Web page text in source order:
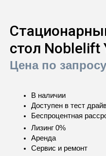
стол Noblelift
Цена по запросу
В наличии
Доступен в тест
Беспроцентная
Лизинг 0%
Аренда
Сервис и ремонт